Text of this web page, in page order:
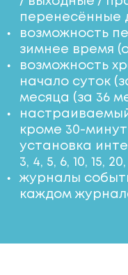
перенесённые
возможность
зимнее время
возможность
начало суток
месяца (за 36
кроме 30-
установка
3, 4, 5, 6, 10, 15,
журналы
каждом